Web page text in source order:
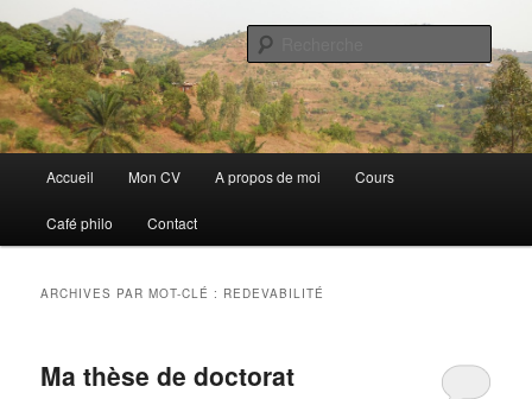
au
contenu
principal
au
contenu
secondaireGuillaume Nicaise
Discovery
principal
Accueil Mon CV A propos de moi Cours
Café philo Contact
ARCHIVES PAR MOT-CLÉ : REDEVABILITÉ
Ma thèse de doctorat